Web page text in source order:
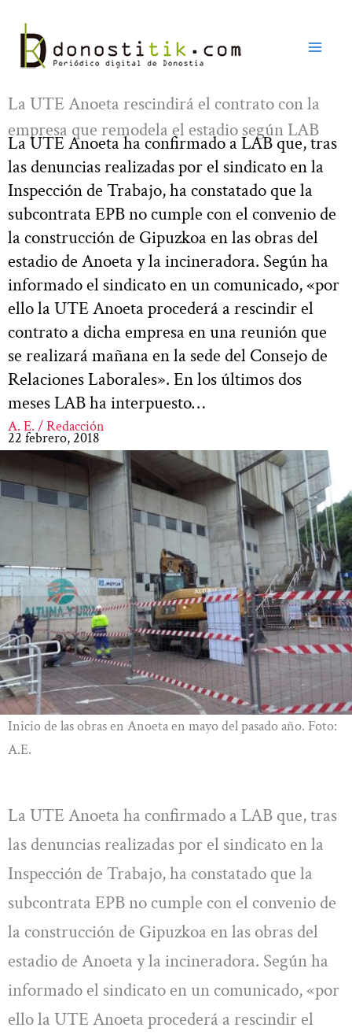
contenido
La UTE Anoeta rescindirá el contrato con la
empresa que remodela el estadio según LAB
La UTE Anoeta ha confirmado a LAB que, tras
las denuncias realizadas por el sindicato en la
Inspección de Trabajo, ha constatado que la
subcontrata EPB no cumple con el convenio de
la construcción de Gipuzkoa en las obras del
estadio de Anoeta y la incineradora. Según ha
informado el sindicato en un comunicado, «por
ello la UTE Anoeta procederá a rescindir el
contrato a dicha empresa en una reunión que
se realizará mañana en la sede del Consejo de
Relaciones Laborales». En los últimos dos
meses LAB ha interpuesto…
A. E. / Redacción
22 febrero, 2018
Inicio de las obras en Anoeta en mayo del pasado año. Foto:
A.E.
La UTE Anoeta ha confirmado a LAB que, tras
las denuncias realizadas por el sindicato en la
Inspección de Trabajo, ha constatado que la
subcontrata EPB no cumple con el convenio de
la construcción de Gipuzkoa en las obras del
estadio de Anoeta y la incineradora. Según ha
informado el sindicato en un comunicado, «por
ello la UTE Anoeta procederá a rescindir el